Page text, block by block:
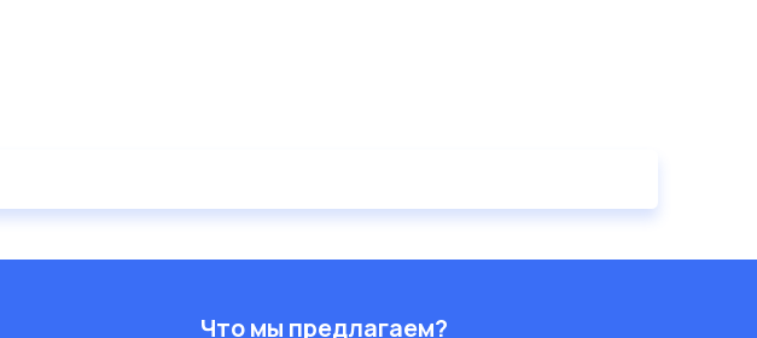
Что мы предлагаем?